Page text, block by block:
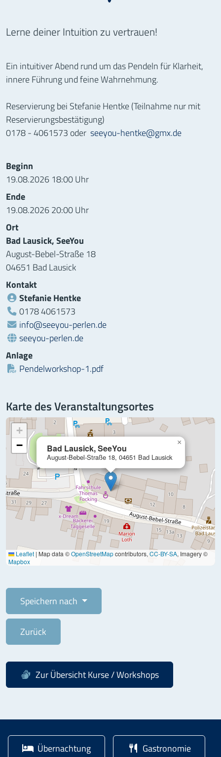
Lerne deiner Intuition zu vertrauen!
Ein intuitiver Abend rund um das Pendeln für Klarheit,
innere Führung und feine Wahrnehmung.
Reservierung bei Stefanie Hentke (Teilnahme nur mit
Reservierungsbestätigung)
0178 - 4061573 oder seeyou-hentke@gmx.de
Informationen zur Veranstaltung
Beginn
19.08.2026 18:00 Uhr
Ende
19.08.2026 20:00 Uhr
Ort
Bad Lausick, SeeYou
August-Bebel-Straße 18
04651 Bad Lausick
Kontakt
Stefanie Hentke
Telefon:
0178 4061573
info@seeyou-perlen.de
Webseite:
seeyou-perlen.de
Anlage
Datei:
Pendelworkshop-1.pdf
Karte des Veranstaltungsortes
Bad Lausick, SeeYou
August-Bebel-Straße 18, 04651 Bad Lausick
×
+
−
Leaflet | Map data ©OpenStreetMapcontributors, CC-BY-SA, Imagery ©
Mapbox
Speichern nach
Zurück
Zur ÜbersichtKurse / Workshops
Übernachtung Gastronomie